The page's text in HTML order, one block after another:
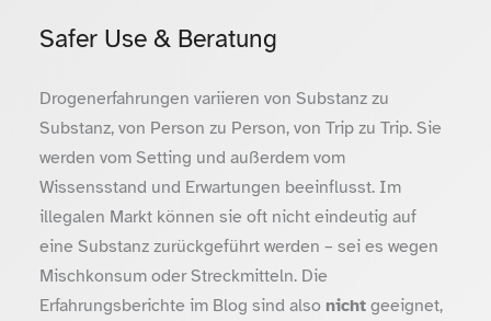
Safer Use & Beratung
Drogenerfahrungen variieren von Substanz zu
Substanz, von Person zu Person, von Trip zu Trip. Sie
werden vom Setting und außerdem vom
Wissensstand und Erwartungen beeinflusst. Im
illegalen Markt können sie oft nicht eindeutig auf
eine Substanz zurückgeführt werden – sei es wegen
Mischkonsum oder Streckmitteln. Die
Erfahrungsberichte im Blog sind also nichtgeeignet,